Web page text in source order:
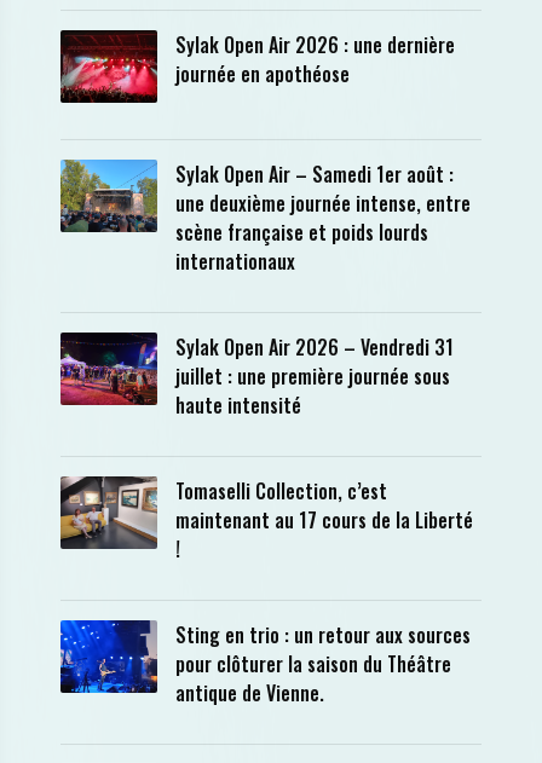
Sylak Open Air 2026 : une dernière
journée en apothéose
Sylak Open Air – Samedi 1er août :
une deuxième journée intense, entre
scène française et poids lourds
internationaux
Sylak Open Air 2026 – Vendredi 31
juillet : une première journée sous
haute intensité
Tomaselli Collection, c’est
maintenant au 17 cours de la Liberté
!
Sting en trio : un retour aux sources
pour clôturer la saison du Théâtre
antique de Vienne.